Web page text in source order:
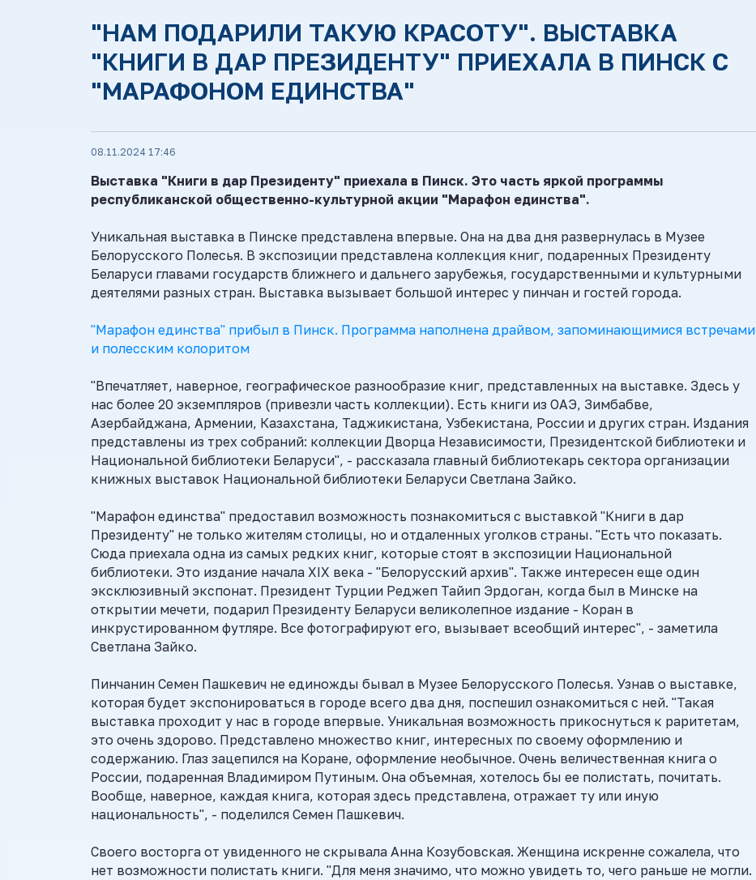
"НАМ ПОДАРИЛИ ТАКУЮ КРАСОТУ". ВЫСТАВКА
"КНИГИ В ДАР ПРЕЗИДЕНТУ" ПРИЕХАЛА В ПИНСК С
"МАРАФОНОМ ЕДИНСТВА"
08.11.2024 17:46
Выставка "Книги в дар Президенту" приехала в Пинск. Это часть яркой программы
республиканской общественно-культурной акции "Марафон единства".
Уникальная выставка в Пинске представлена впервые. Она на два дня развернулась в Музее
Белорусского Полесья. В экспозиции представлена коллекция книг, подаренных Президенту
Беларуси главами государств ближнего и дальнего зарубежья, государственными и культурными
деятелями разных стран. Выставка вызывает большой интерес у пинчан и гостей города.
"Марафон единства" прибыл в Пинск. Программа наполнена драйвом, запоминающимися встречами
и полесским колоритом
"Впечатляет, наверное, географическое разнообразие книг, представленных на выставке. Здесь у
нас более 20 экземпляров (привезли часть коллекции). Есть книги из ОАЭ, Зимбабве,
Азербайджана, Армении, Казахстана, Таджикистана, Узбекистана, России и других стран. Издания
представлены из трех собраний: коллекции Дворца Независимости, Президентской библиотеки и
Национальной библиотеки Беларуси", - рассказала главный библиотекарь сектора организации
книжных выставок Национальной библиотеки Беларуси Светлана Зайко.
"Марафон единства" предоставил возможность познакомиться с выставкой "Книги в дар
Президенту" не только жителям столицы, но и отдаленных уголков страны. "Есть что показать.
Сюда приехала одна из самых редких книг, которые стоят в экспозиции Национальной
библиотеки. Это издание начала XIX века - "Белорусский архив". Также интересен еще один
эксклюзивный экспонат. Президент Турции Реджеп Тайип Эрдоган, когда был в Минске на
открытии мечети, подарил Президенту Беларуси великолепное издание - Коран в
инкрустированном футляре. Все фотографируют его, вызывает всеобщий интерес", - заметила
Светлана Зайко.
Пинчанин Семен Пашкевич не единожды бывал в Музее Белорусского Полесья. Узнав о выставке,
которая будет экспонироваться в городе всего два дня, поспешил ознакомиться с ней. "Такая
выставка проходит у нас в городе впервые. Уникальная возможность прикоснуться к раритетам,
это очень здорово. Представлено множество книг, интересных по своему оформлению и
содержанию. Глаз зацепился на Коране, оформление необычное. Очень величественная книга о
России, подаренная Владимиром Путиным. Она объемная, хотелось бы ее полистать, почитать.
Вообще, наверное, каждая книга, которая здесь представлена, отражает ту или иную
национальность", - поделился Семен Пашкевич.
Своего восторга от увиденного не скрывала Анна Козубовская. Женщина искренне сожалела, что
нет возможности полистать книги. "Для меня значимо, что можно увидеть то, чего раньше не могли.